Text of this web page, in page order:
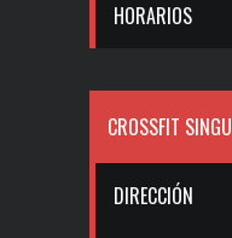
HORARIOS
CROSSFIT
DIRECCIÓN